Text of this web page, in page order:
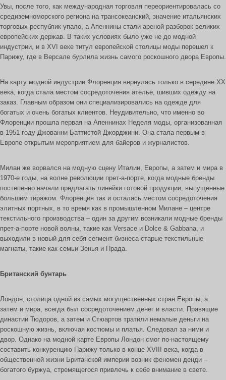
Увы, после того, как международная торговля переориентировалась со
средиземноморского региона на трансокеанский, значение итальянских
торговых республик упало, а Апеннины стали ареной разборок великих
европейских держав. В таких условиях было уже не до модной
индустрии, и в XVI веке титул европейской столицы моды перешел к
Парижу, где в Версале бурлила жизнь самого роскошного двора Европы.
На карту модной индустрии Флоренция вернулась только в середине XX
века, когда стала местом сосредоточения ателье, шивших одежду на
заказ. Главным образом они специализировались на одежде для
богатых и очень богатых клиентов. Неудивительно, что именно во
Флоренции прошла первая на Апеннинах Неделя моды, организованная
в 1951 году Джованни Баттистой Джорджини. Она стала первым в
Европе открытым мероприятием для байеров и журналистов.
Милан же ворвался на модную сцену Италии, Европы, а затем и мира в
1970-е годы, на волне революции прет-а-порте, когда модные бренды
постепенно начали предлагать линейки готовой продукции, выпущенные
большим тиражом. Флоренция так и осталась местом сосредоточения
элитных портных, в то время как в промышленном Милане – центре
текстильного производства – один за другим возникали модные бренды
прет-а-порте новой волны, такие как Versace и Dolce & Gabbanа, и
выходили в новый для себя сегмент бизнеса старые текстильные
магнаты, такие как семьи Зенья и Прада.
Британский бунтарь
Лондон, столица одной из самых могущественных стран Европы, а
затем и мира, всегда был сосредоточением денег и власти. Правящие
династии Тюдоров, а затем и Стюартов тратили немалые деньги на
роскошную жизнь, включая костюмы и платья. Следовал за ними и
двор. Однако на модной карте Европы Лондон смог по-настоящему
составить конкуренцию Парижу только в конце XVIII века, когда в
общественной жизни Британской империи возник феномен денди –
богатого буржуа, стремящегося привлечь к себе внимание в свете.